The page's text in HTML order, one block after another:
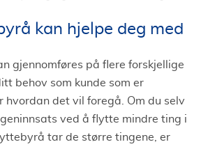
kan hjelpe deg med
gjennomføres på flere forskjellige
behov som kunde som er
hvordan det vil foregå. Om du selv
ved å flytte mindre ting i
tar de større tingene, er